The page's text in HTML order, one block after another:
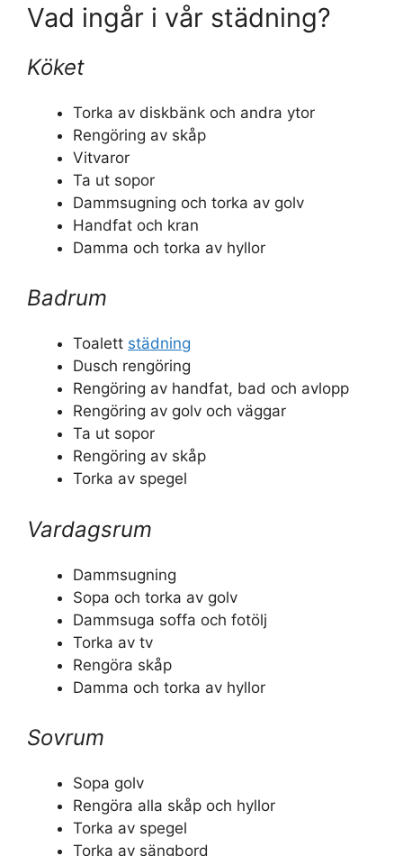
Vad ingår i vår städning?
Köket
Torka av diskbänk och andra ytor
Rengöring av skåp
Vitvaror
Ta ut sopor
Dammsugning och torka av golv
Handfat och kran
Damma och torka av hyllor
Badrum
Toalett städning
Dusch rengöring
Rengöring av handfat, bad och avlopp
Rengöring av golv och väggar
Ta ut sopor
Rengöring av skåp
Torka av spegel
Vardagsrum
Dammsugning
Sopa och torka av golv
Dammsuga soffa och fotölj
Torka av tv
Rengöra skåp
Damma och torka av hyllor
Sovrum
Sopa golv
Rengöra alla skåp och hyllor
Torka av spegel
Torka av sängbord